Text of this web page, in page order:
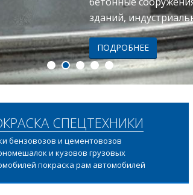
зданий,
ПОДРОБНЕЕ
СПЕЦТЕХНИКИ
бензовозов и цементовозов
и кузовов грузовых
покраска рам автомобилей